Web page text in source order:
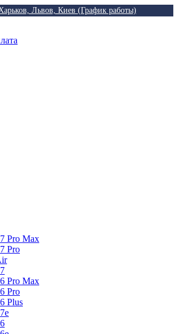
Львов, Киев (График работы)
Pro Max
Pro
Pro Max
Pro
Plus